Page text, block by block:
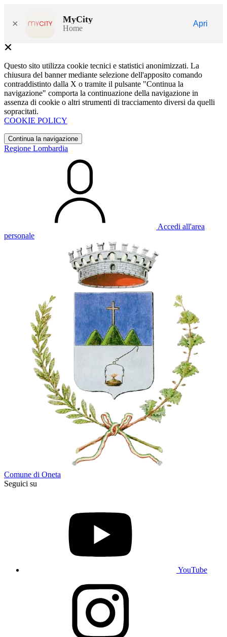
× MyCity
Home
Apri
Questo sito utilizza cookie tecnici e statistici anonimizzati. La
chiusura del banner mediante selezione dell'apposito comando
contraddistinto dalla X o tramite il pulsante "Continua la
navigazione" comporta la continuazione della navigazione in
assenza di cookie o altri strumenti di tracciamento diversi da quelli
sopracitati.
COOKIE POLICY
Continua la navigazione
Regione Lombardia
Accedi all'area
personale
Comune di Oneta
Seguici su
YouTube